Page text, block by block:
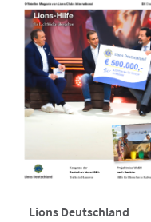
Lions Deutschland